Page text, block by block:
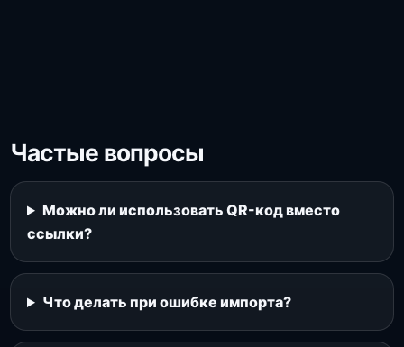
Частые вопросы
Можно ли использовать QR-код вместо
ссылки?
Что делать при ошибке импорта?